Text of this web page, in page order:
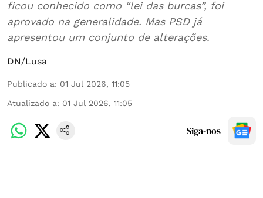
ficou conhecido como “lei das burcas”, foi
aprovado na generalidade. Mas PSD já
apresentou um conjunto de alterações.
DN/Lusa
Publicado a: 01 Jul 2026, 11:05
Atualizado a: 01 Jul 2026, 11:05
Siga-nos